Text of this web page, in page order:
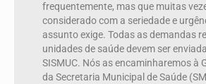
frequentemente, mas que muitas
considerado com a seriedade e
assunto exige. Todas as demandas
unidades de saúde devem ser
SISMUC. Nós as encaminharemos à
da Secretaria Municipal de Saúde